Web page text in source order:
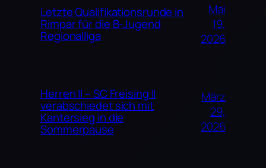
Letzte Qualifikationsrunde in
Rimpar für die B-Jugend
Regionalliga
Mai
19,
2026
Herren II – SC Freising II
verabschiedet sich mit
Kantersieg in die
Sommerpause
März
29,
2026